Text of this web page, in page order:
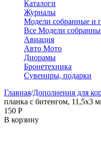
Каталоги
Журналы
Модели собранные и
Все Модели
Авиация
Авто Мото
Диорамы
Бронетехника
Сувениры, подарки
Главная/Дополнения для
планка с битенгом, 11,5х3
‍150‍ Р
В корзину